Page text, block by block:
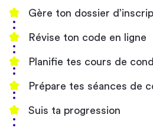
Gère ton dossier
Révise ton code en ligne
Planifie tes cours de
Prépare tes séances de
Suis ta progression